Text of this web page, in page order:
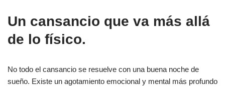
Un cansancio que va más allá
de lo físico.
No todo el cansancio se resuelve con una buena noche de
sueño. Existe un agotamiento emocional y mental más profundo